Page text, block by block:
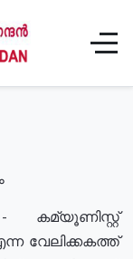
- കമ്യൂണിസ്റ്റ്
വേലിക്കകത്ത്